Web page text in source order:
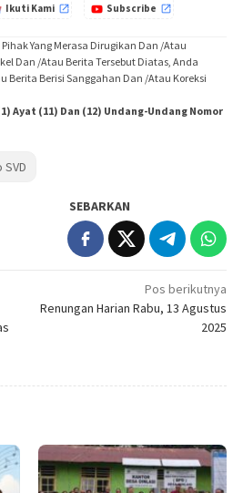
Ikuti Kami Subscribe
Yang Merasa Dirugikan Dan /Atau
Dan /Atau Berita Tersebut Diatas, Anda
Berita Berisi Sanggahan Dan /Atau Koreksi
Ayat (11) Dan (12) Undang-Undang Nomor
SEBARKAN
Pos berikutnya
Renungan Harian Rabu, 13 Agustus
2025